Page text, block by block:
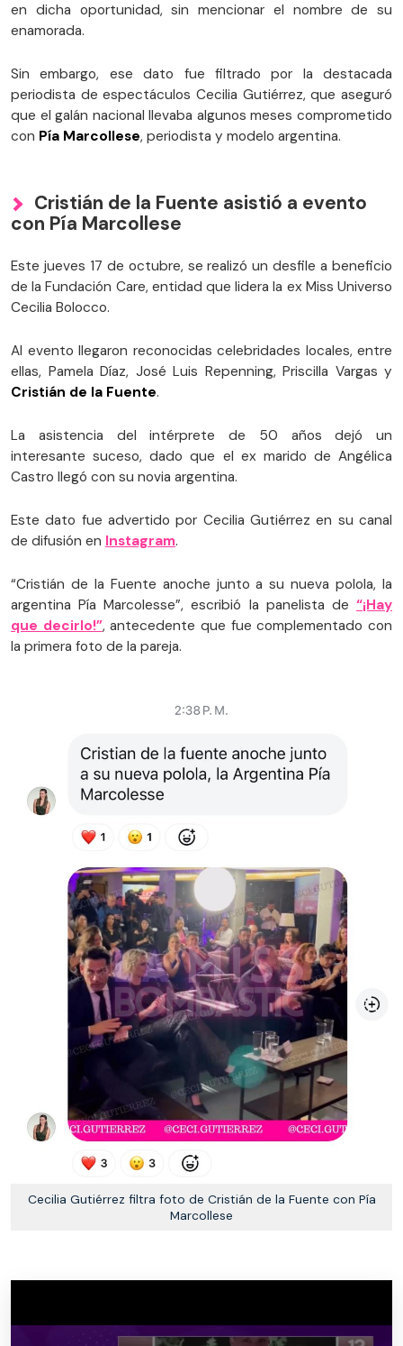
en dicha oportunidad, sin mencionar el nombre de su
enamorada.
Sin embargo, ese dato fue filtrado por la destacada
periodista de espectáculos Cecilia Gutiérrez, que aseguró
que el galán nacional llevaba algunos meses comprometido
con Pía Marcollese, periodista y modelo argentina.
Cristián de la Fuente asistió a evento
con Pía Marcollese
Este jueves 17 de octubre, se realizó un desfile a beneficio
de la Fundación Care, entidad que lidera la ex Miss Universo
Cecilia Bolocco.
Al evento llegaron reconocidas celebridades locales, entre
ellas, Pamela Díaz, José Luis Repenning, Priscilla Vargas y
Cristián de la Fuente.
La asistencia del intérprete de 50 años dejó un
interesante suceso, dado que el ex marido de Angélica
Castro llegó con su novia argentina.
Este dato fue advertido por Cecilia Gutiérrez en su canal
de difusión en Instagram.
“Cristián de la Fuente anoche junto a su nueva polola, la
argentina Pía Marcolesse”, escribió la panelista de “¡Hay
que decirlo!”, antecedente que fue complementado con
la primera foto de la pareja.
Cecilia Gutiérrez filtra foto de Cristián de la Fuente con Pía
Marcollese